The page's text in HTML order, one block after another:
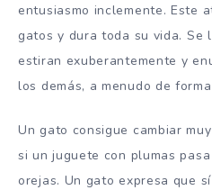
entusiasmo inclemente. Este
gatos y dura toda su vida. Se
estiran exuberantemente y
los demás, a menudo de
Un gato consigue cambiar
si un juguete con plumas
orejas. Un gato expresa que